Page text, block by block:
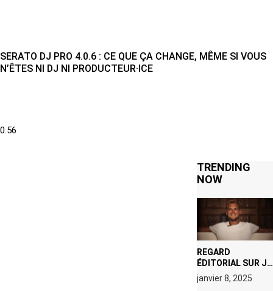
SERATO DJ PRO 4.0.6 : CE QUE ÇA CHANGE, MÊME SI VOUS
N’ÊTES NI DJ NI PRODUCTEUR·ICE
TRENDING
NOW
REGARD
ÉDITORIAL SUR JE
M’APPELLE TIM
(NETFLIX) : AVICII,
janvier 8, 2025